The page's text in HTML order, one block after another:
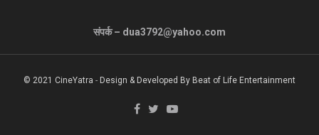
संपर्क – dua3792@yahoo.com
© 2021 CineYatra - Design & Developed By Beat of Life Entertainment